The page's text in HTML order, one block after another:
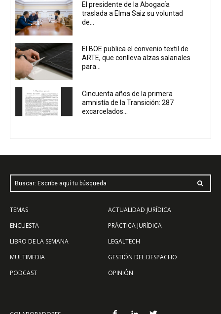
El presidente de la Abogacía
traslada a Elma Saiz su voluntad
de...
El BOE publica el convenio textil de
ARTE, que conlleva alzas salariales
para...
Cincuenta años de la primera
amnistía de la Transición: 287
excarcelados...
Buscar: Escribe aquí tu búsqueda
TEMAS
ENCUESTA
LIBRO DE LA SEMANA
MULTIMEDIA
PODCAST
ACTUALIDAD JURÍDICA
PRÁCTICA JURÍDICA
LEGALTECH
GESTIÓN DEL DESPACHO
OPINIÓN